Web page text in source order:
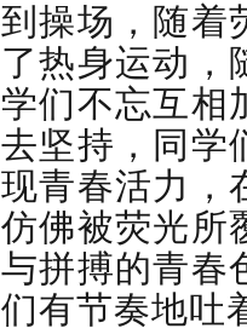
到操场，随着
了热身运动，
学们不忘互相
去坚持，同学
现青春活力，
仿佛被荧光所
与拼搏的青春
们有节奏地吐